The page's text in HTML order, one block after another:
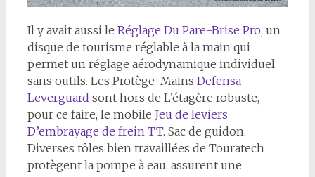
Il y avait aussi le Réglage Du Pare-Brise Pro, un
disque de tourisme réglable à la main qui
permet un réglage aérodynamique individuel
sans outils. Les Protège-Mains Defensa
Leverguard sont hors de L’étagère robuste,
pour ce faire, le mobile Jeu de leviers
D’embrayage de frein TT. Sac de guidon.
Diverses tôles bien travaillées de Touratech
protègent la pompe à eau, assurent une